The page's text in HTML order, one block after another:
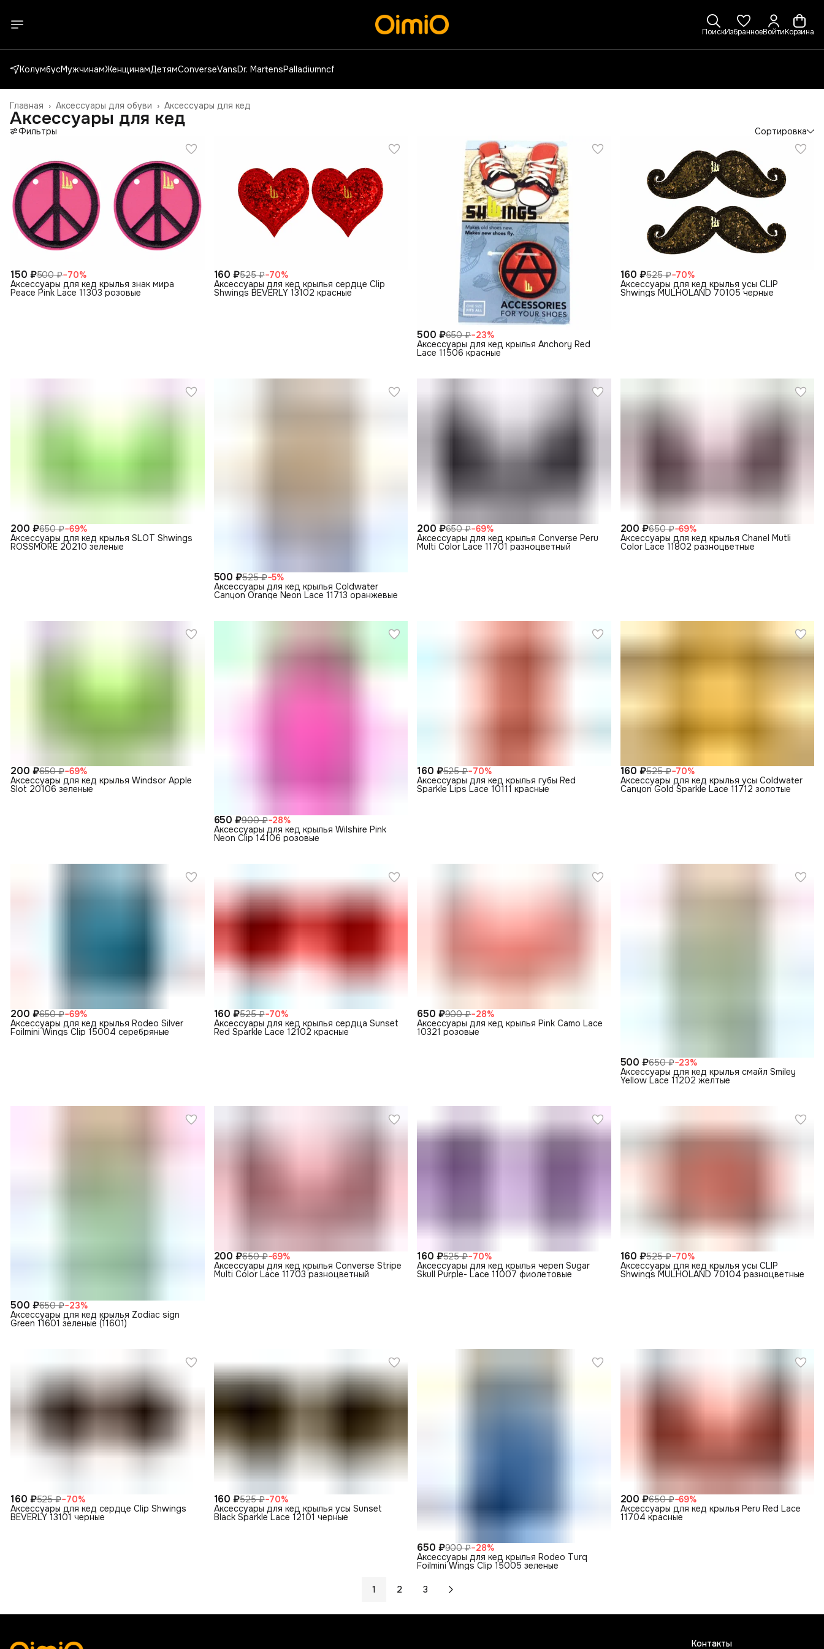
ПоискИзбранноеВойтиКорзина
КолумбусМужчинамЖенщинамДетямConverseVansDr. MartensPalladiumncf
Аксессуары для кед
Аксессуары для обуви ›
Главная ›
Аксессуары для кед
Фильтры Сортировка
150 ₽500 ₽−70%
Аксессуары для кед крылья знак мира
Peace Pink Lace 11303 розовые
160 ₽525 ₽−70%
Аксессуары для кед крылья сердце Clip
Shwings BEVERLY 13102 красные
500 ₽650 ₽−23%
Аксессуары для кед крылья Anchory Red
Lace 11506 красные
160 ₽525 ₽−70%
Аксессуары для кед крылья усы CLIP
Shwings MULHOLAND 70105 черные
200 ₽650 ₽−69%
Аксессуары для кед крылья SLOT Shwings
ROSSMORE 20210 зеленые
500 ₽525 ₽−5%
Аксессуары для кед крылья Coldwater
Canyon Orange Neon Lace 11713 оранжевые
200 ₽650 ₽−69%
Аксессуары для кед крылья Converse Peru
Multi Color Lace 11701 разноцветный
200 ₽650 ₽−69%
Аксессуары для кед крылья Chanel Mutli
Color Lace 11802 разноцветные
200 ₽650 ₽−69%
Аксессуары для кед крылья Windsor Apple
Slot 20106 зеленые
650 ₽900 ₽−28%
Аксессуары для кед крылья Wilshire Pink
Neon Clip 14106 розовые
160 ₽525 ₽−70%
Аксессуары для кед крылья губы Red
Sparkle Lips Lace 10111 красные
160 ₽525 ₽−70%
Аксессуары для кед крылья усы Coldwater
Canyon Gold Sparkle Lace 11712 золотые
200 ₽650 ₽−69%
Аксессуары для кед крылья Rodeo Silver
Foilmini Wings Clip 15004 серебряные
160 ₽525 ₽−70%
Аксессуары для кед крылья сердца Sunset
Red Sparkle Lace 12102 красные
650 ₽900 ₽−28%
Аксессуары для кед крылья Pink Camo Lace
10321 розовые
500 ₽650 ₽−23%
Аксессуары для кед крылья смайл Smiley
Yellow Lace 11202 желтые
500 ₽650 ₽−23%
Аксессуары для кед крылья Zodiac sign
Green 11601 зеленые (11601)
200 ₽650 ₽−69%
Аксессуары для кед крылья Converse Stripe
Multi Color Lace 11703 разноцветный
160 ₽525 ₽−70%
Аксессуары для кед крылья череп Sugar
Skull Purple- Lace 11007 фиолетовые
160 ₽525 ₽−70%
Аксессуары для кед крылья усы CLIP
Shwings MULHOLAND 70104 разноцветные
160 ₽525 ₽−70%
Аксессуары для кед сердце Clip Shwings
BEVERLY 13101 черные
160 ₽525 ₽−70%
Аксессуары для кед крылья усы Sunset
Black Sparkle Lace 12101 черные
650 ₽900 ₽−28%
Аксессуары для кед крылья Rodeo Turq
Foilmini Wings Clip 15005 зеленые
200 ₽650 ₽−69%
Аксессуары для кед крылья Peru Red Lace
11704 красные
1 2 3
Контакты